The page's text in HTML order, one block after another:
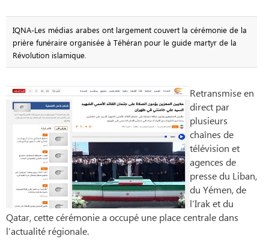
IQNA-Les médias arabes ont largement couvert la cérémonie de la
prière funéraire organisée à Téhéran pour le guide martyr de la
Révolution islamique.
Retransmise en
direct par
plusieurs
chaînes de
télévision et
agences de
presse du Liban,
du Yémen, de
l’Irak et du
Qatar, cette cérémonie a occupé une place centrale dans
l’actualité régionale.